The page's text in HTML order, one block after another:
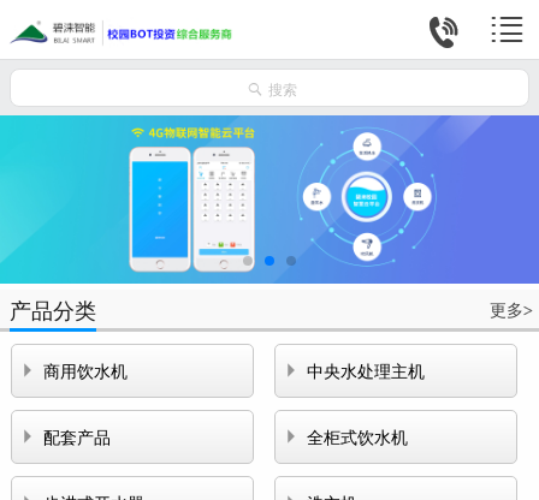


 搜索
产品分类 更多>
 商用饮水机  中央水处理主机
 配套产品  全柜式饮水机